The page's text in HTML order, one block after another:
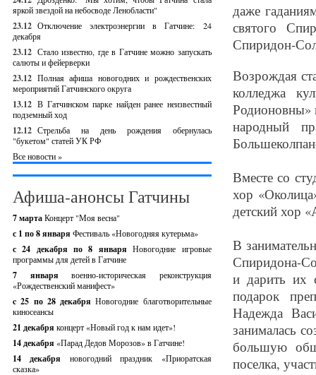
яркой звездой на небосводе Ленобласти"
23.12 Отключение электроэнергии в Гатчине: 24
декабря
23.12 Стало известно, где в Гатчине можно запускать
салюты и фейерверки
23.12 Полная афиша новогодних и рождественских
мероприятий Гатчинского округа
13.12 В Гатчинском парке найден ранее неизвестный
подземный ход
12.12 Стрельба на день рождения обернулась
"букетом" статей УК РФ
Все новости »
Афиша-анонсы Гатчины
7 мартаКонцерт "Моя весна"
с 1 по 8 января Фестиваль «Новогодняя кутерьма»
с 24 декабря по 8 январяНовогодние игровые
программы для детей в Гатчине
7 январявоенно-историческая реконструкция
«Рождественский манифест»
c 25 по 28 декабряНовогодние благотворительные
киносеансы
21 декабря концерт «Новый год к нам идет»!
14 декабря «Парад Дедов Морозов» в Гатчине!
14 декабря новогодний праздник «Приоратская
сказка»
даже
святого
Спиридон-
Возрождая
колледжа
Родионовны»
народный
Вместе со
хор
детский хор
В
Спиридона-
и дарить их
подарок
Надежда
занималась
большую
поселка,